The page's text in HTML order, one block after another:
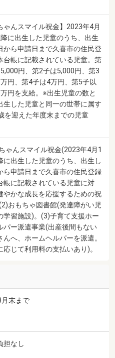
ゃんスマイル祝金】2023年4月
に出生した児童のうち、出生
から申請日まで久喜市の住民登
台帳に記載されている児童。第
円、第2子は5,000円、第3
円、第4子は4万円、第5子以
円を支給。※出生児童の数と
生した児童と同一の世帯に属す
を迎えた年度末までの児童
ゃんスマイル祝金(2023年4月1
に出生した児童のうち、出生し
ら申請日まで久喜市の住民登録
帳に記載されている児童に対
やかな成長を応援するための祝
おもちゃ図書館(発達障がい児
学習施設)。(3)子育て支援ホー
パー派遣事業(出産後間もない
んへ、ホームヘルパーを派遣。
応じて利用料の支払いあり)。
月末まで
担なし